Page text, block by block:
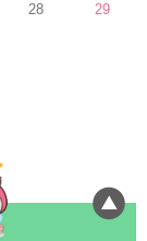
28
29